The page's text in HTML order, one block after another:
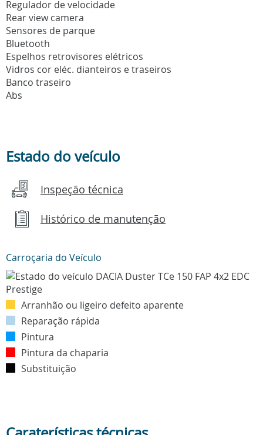
Regulador de velocidade
Rear view camera
Sensores de parque
Bluetooth
Espelhos retrovisores elétricos
Vidros cor eléc. dianteiros e traseiros
Banco traseiro
Abs
Estado do veículo
Inspeção técnica
Histórico de manutenção
Carroçaria do Veículo
Arranhão ou ligeiro defeito aparente
Reparação rápida
Pintura
Pintura da chaparia
Substituição